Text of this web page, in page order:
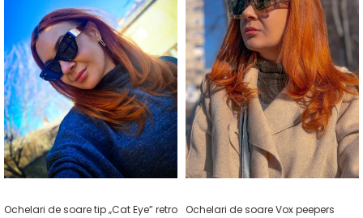
Ochelari de soare tip „Cat Eye” retro Ochelari de soare Vox peepers